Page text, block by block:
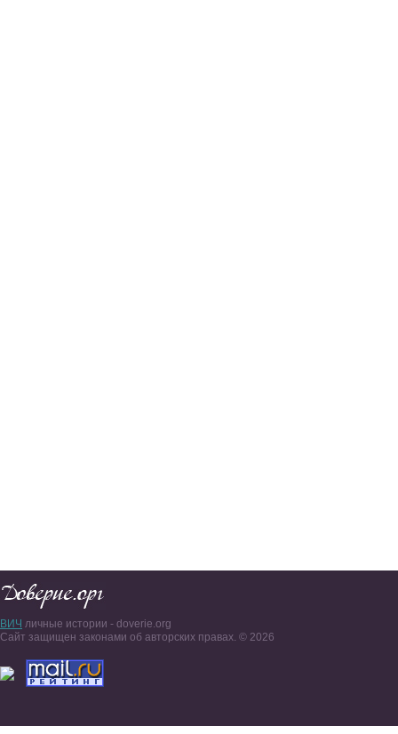
ВИЧ личные истории - doverie.org
Сайт защищен законами об авторских правах. © 2026